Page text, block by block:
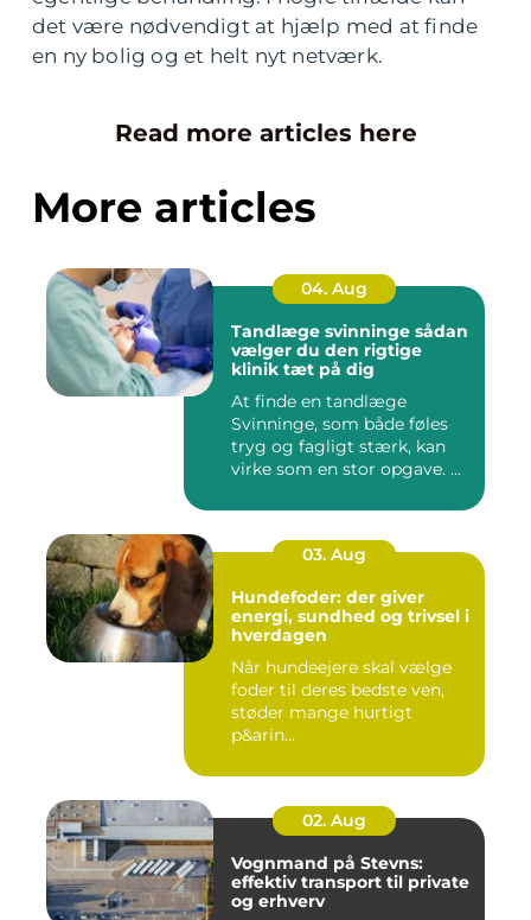
det være nødvendigt at hjælp med at finde
en ny bolig og et helt nyt netværk.
Read more articles here
More articles
04. Aug
Tandlæge svinninge sådan
vælger du den rigtige
klinik tæt på dig
At finde en tandlæge
Svinninge, som både føles
tryg og fagligt stærk, kan
virke som en stor opgave. ...
03. Aug
Hundefoder: der giver
energi, sundhed og trivsel i
hverdagen
Når hundeejere skal vælge
foder til deres bedste ven,
støder mange hurtigt
p&arin...
02. Aug
Vognmand på Stevns:
effektiv transport til private
og erhverv